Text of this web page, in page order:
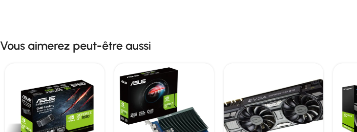
Vous aimerez peut-être aussi